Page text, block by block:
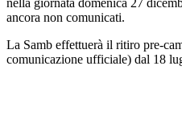
ancora non comunicati.
La Samb effettuerà il ritiro pre-
comunicazione ufficiale) dal 18